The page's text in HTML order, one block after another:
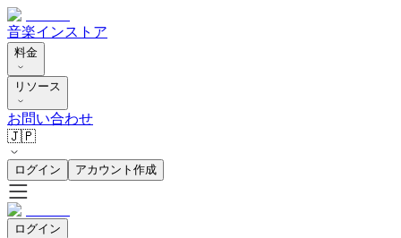
音楽インストア
料金
リソース
お問い合わせ
🇯🇵
ログイン アカウント作成
ログイン